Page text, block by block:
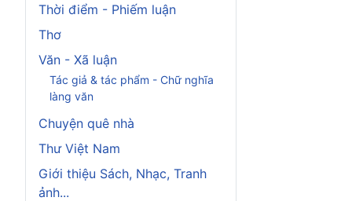
Thời điểm - Phiếm luận
Thơ
Văn - Xã luận
Tác giả & tác phẩm - Chữ nghĩa
làng văn
Chuyện quê nhà
Thư Việt Nam
Giới thiệu Sách, Nhạc, Tranh
ảnh...